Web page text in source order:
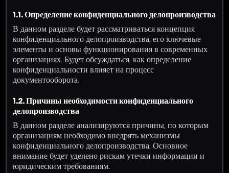
1.1. Определение конфиденциального делопроизводства
В данном разделе будет рассматриваться концепция
конфиденциального делопроизводства, его ключевые
элементы и основы функционирования в современных
организациях. Будет обсуждаться, как определение
конфиденциальности влияет на процесс
документооборота.
1.2. Причины необходимости конфиденциального
делопроизводства
В данном разделе анализируются причины, по которым
организациям необходимо внедрять механизмы
конфиденциального делопроизводства. Основное
внимание будет уделено рискам утечки информации и
юридическим требованиям.